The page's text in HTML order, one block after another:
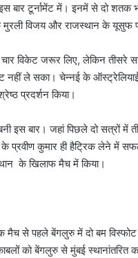
बार टूर्नामेंट में। इनमें से दो शतक
विजय और राजस्थान के यूसुफ
चार विकेट जरूर लिए, लेकिन तीसरे
नहीं ले सका। चेन्नई के
प्रदर्शन किया।
इस बार। जहां पिछले दो सत्रों में
के प्रवीण कुमार ही हैट्रिक लेने में
के खिलाफ मैच में किया।
मैच से पहले बेंगलुरु में दो बम
को बेंगलुरु से मुंबई स्थानांतरित